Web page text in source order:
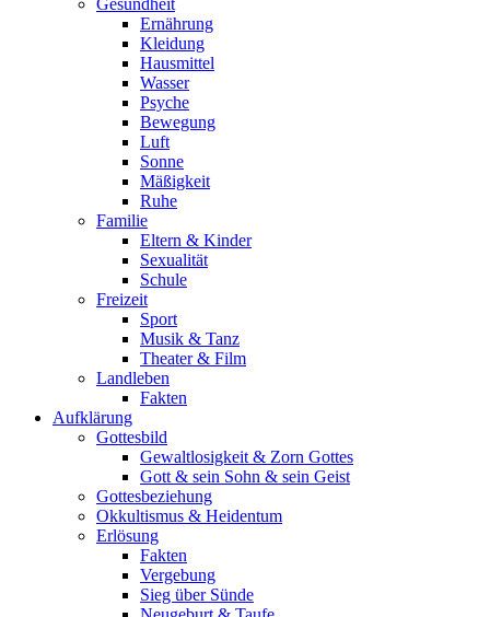
Gesundheit
Ernährung
Kleidung
Hausmittel
Wasser
Psyche
Bewegung
Luft
Sonne
Mäßigkeit
Ruhe
Familie
Eltern & Kinder
Sexualität
Schule
Freizeit
Sport
Musik & Tanz
Theater & Film
Landleben
Fakten
Aufklärung
Gottesbild
Gewaltlosigkeit & Zorn Gottes
Gott & sein Sohn & sein Geist
Gottesbeziehung
Okkultismus & Heidentum
Erlösung
Fakten
Vergebung
Sieg über Sünde